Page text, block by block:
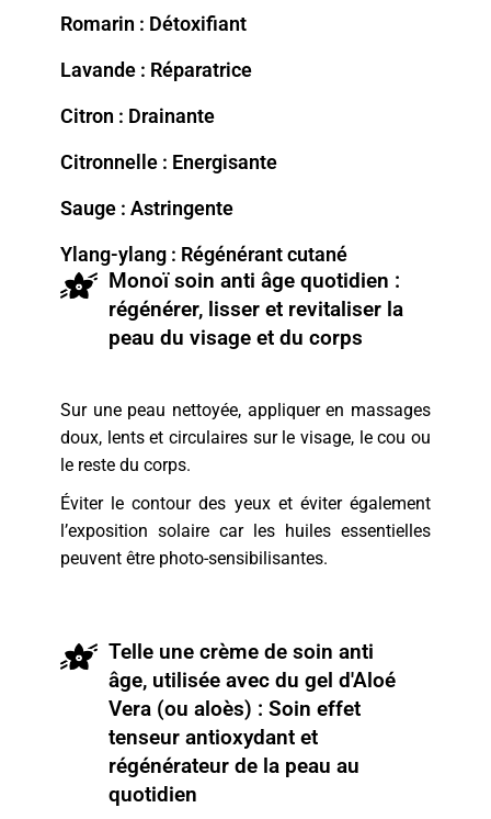
Romarin : Détoxifiant
Lavande : Réparatrice
Citron : Drainante
Citronnelle : Energisante
Sauge : Astringente
Ylang-ylang : Régénérant cutané
Monoï soin anti âge quotidien :
régénérer, lisser et revitaliser la
peau du visage et du corps
Sur une peau nettoyée, appliquer en massages
doux, lents et circulaires sur le visage, le cou ou
le reste du corps.
Éviter le contour des yeux et éviter également
l’exposition solaire car les huiles essentielles
peuvent être photo-sensibilisantes.
Telle une crème de soin anti
âge, utilisée avec du gel d'Aloé
Vera (ou aloès) : Soin effet
tenseur antioxydant et
régénérateur de la peau au
quotidien